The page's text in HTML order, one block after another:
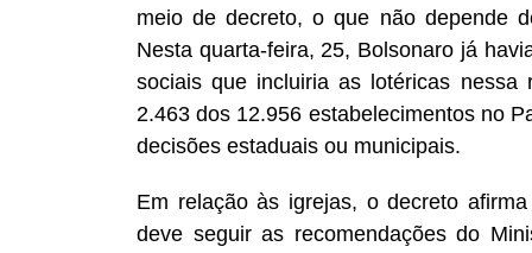
meio de decreto, o que não depende
Nesta quarta-feira, 25, Bolsonaro já
sociais que incluiria as lotéricas nessa
2.463 dos 12.956 estabelecimentos no
decisões estaduais ou municipais.
Em relação às igrejas, o decreto
deve seguir as recomendações do